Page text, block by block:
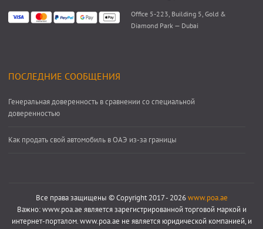
Office 5-223, Building 5, Gold &
Diamond Park — Dubai
ПОСЛЕДНИЕ СООБЩЕНИЯ
Генеральная доверенность в сравнении со специальной
доверенностью
Как продать свой автомобиль в ОАЭ из-за границы
Все права защищены © Copyright 2017 - 2026www.poa.ae
Важно: www.poa.ae является зарегистрированной торговой маркой и
интернет-порталом. www.poa.ae не является юридической компанией, и